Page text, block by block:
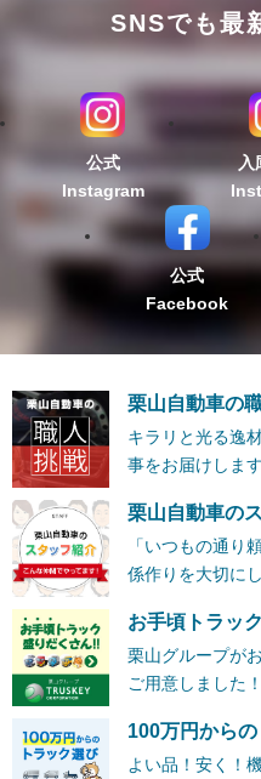
SNSでも最
公式
Instagram
入
公式
Facebook
栗山自動車の
キラリと光る逸
事をお届けします
栗山自動車の
「いつもの通り
係作りを大切に
お手頃トラッ
栗山グループが
ご用意しました！
100万円から
よい品！安く！